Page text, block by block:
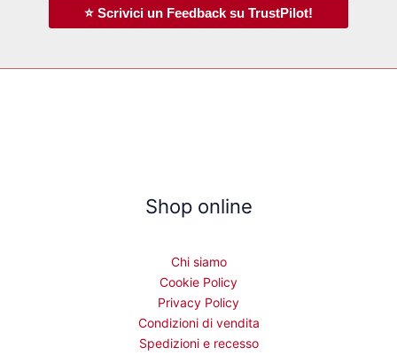
⭐ Scrivici un Feedback su TrustPilot!
Shop online
Chi siamo
Cookie Policy
Privacy Policy
Condizioni di vendita
Spedizioni e recesso